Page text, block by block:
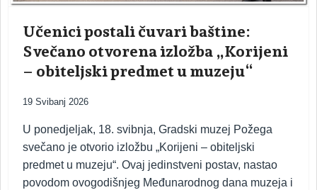
Učenici postali čuvari baštine:
Svečano otvorena izložba „Korijeni
– obiteljski predmet u muzeju“
19 Svibanj 2026
U ponedjeljak, 18. svibnja, Gradski muzej Požega
svečano je otvorio izložbu „Korijeni – obiteljski
predmet u muzeju“. Ovaj jedinstveni postav, nastao
povodom ovogodišnjeg Međunarodnog dana muzeja i